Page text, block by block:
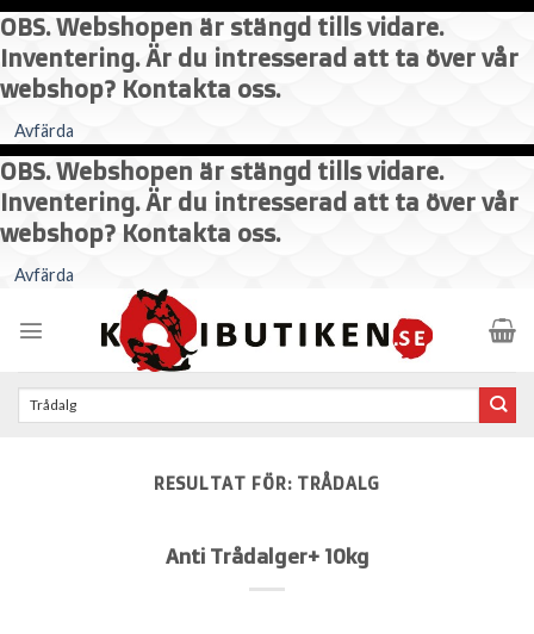
OBS. Webshopen är stängd tills vidare.
Inventering. Är du intresserad att ta över vår
webshop? Kontakta oss.
Avfärda
OBS. Webshopen är stängd tills vidare.
Inventering. Är du intresserad att ta över vår
webshop? Kontakta oss.
Avfärda
content
RESULTAT FÖR: TRÅDALG
Anti Trådalger+ 10kg